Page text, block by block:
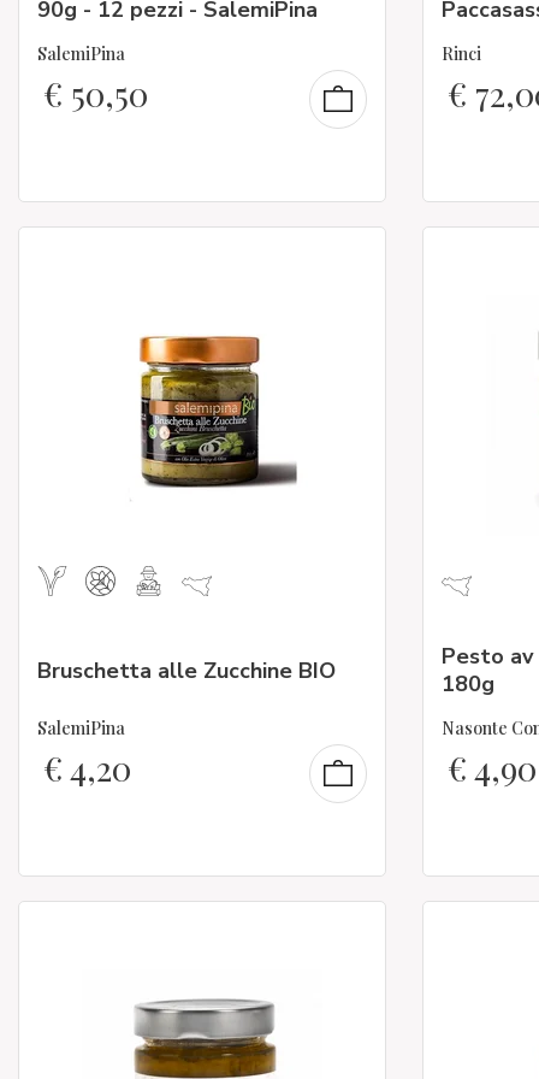
90g - 12 pezzi - SalemiPina
SalemiPina
€ 50,50
Rinci
€
Bruschetta alle Zucchine BIO
SalemiPina
€4,20
Pesto
180g
Nasonte
€4,90